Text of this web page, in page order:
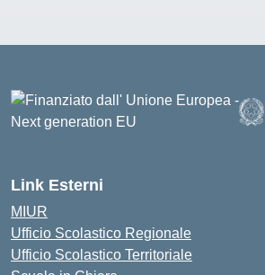
Link Esterni
MIUR
Ufficio Scolastico Regionale
Ufficio Scolastico Territoriale